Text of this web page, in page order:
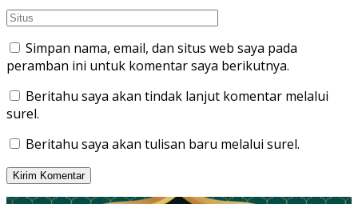
Simpan nama, email, dan situs web saya pada
peramban ini untuk komentar saya berikutnya.
Beritahu saya akan tindak lanjut komentar melalui
surel.
Beritahu saya akan tulisan baru melalui surel.